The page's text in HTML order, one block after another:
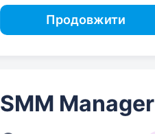
Продовжити
SMM Manager